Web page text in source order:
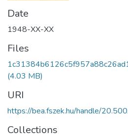
Date
1948-XX-XX
Files
(4.03 MB)
URI
https://bea.fszek.hu/handle/
Collections